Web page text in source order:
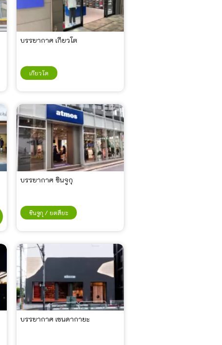
บรรยากาศ เกียวโต
เกียวโต
บรรยากาศ ชินจูกุ
ชินจูกุ / ยตสึยะ
บรรยากาศ เซนดากายะ